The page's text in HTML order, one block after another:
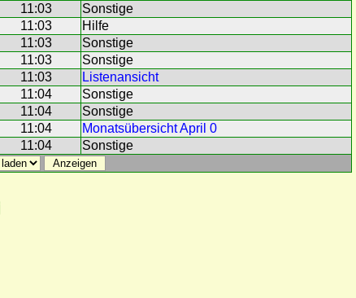
11:03
Sonstige
11:03
Hilfe
11:03
Sonstige
11:03
Sonstige
11:03
Listenansicht
11:04
Sonstige
11:04
Sonstige
11:04
Monatsübersicht April 0
11:04 Sonstige